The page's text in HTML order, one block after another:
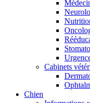
Cabinets
Chien